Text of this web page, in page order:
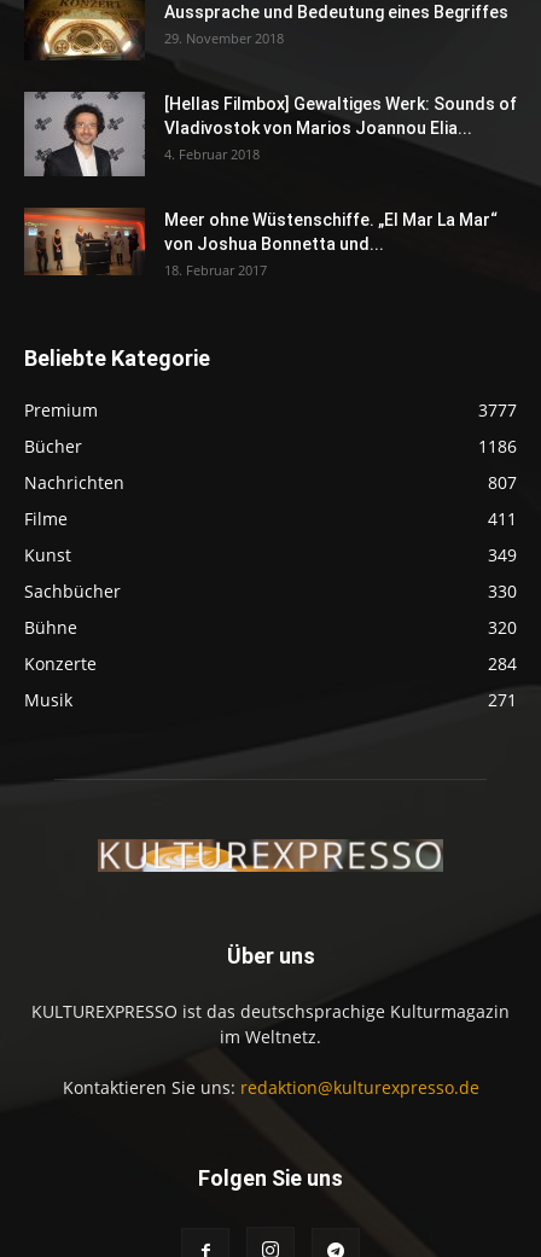
Aussprache und Bedeutung eines Begriffes
29. November 2018
[Hellas Filmbox] Gewaltiges Werk: Sounds of
Vladivostok von Marios Joannou Elia...
4. Februar 2018
Meer ohne Wüstenschiffe. „El Mar La Mar“
von Joshua Bonnetta und...
18. Februar 2017
Beliebte Kategorie
Premium
3777
Bücher
1186
Nachrichten
807
Filme
411
Kunst
349
Sachbücher
330
Bühne
320
Konzerte
284
Musik
271
Über uns
KULTUREXPRESSO ist das deutschsprachige Kulturmagazin
im Weltnetz.
Kontaktieren Sie uns: redaktion@kulturexpresso.de
Folgen Sie uns